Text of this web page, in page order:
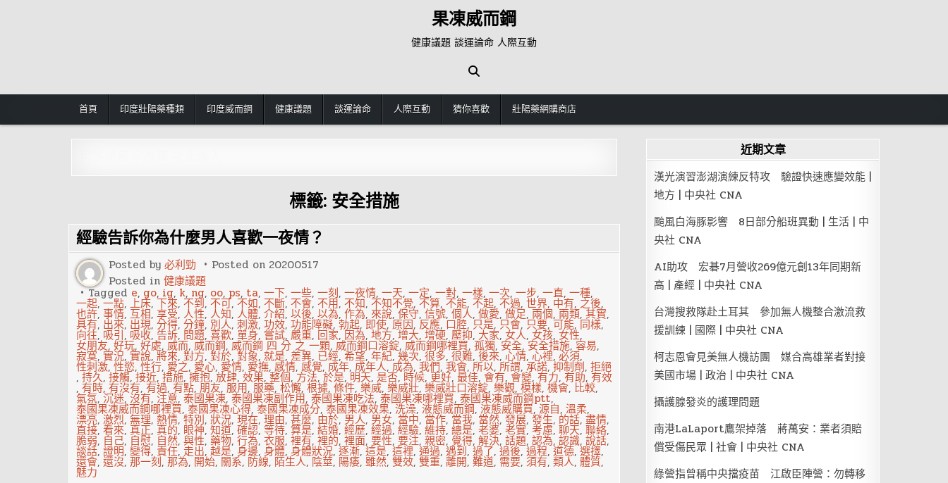
果凍威而鋼
健康議題 談運論命 人際互動
首頁 印度壯陽藥種類 印度威而鋼 健康議題 談運論命 人際互動 猜你喜歡 壯陽藥網購商店
標籤: 安全措施
經驗告訴你為什麼男人喜歡一夜情？
Posted by 必利勁 Posted on 20200517
Posted in 健康議題
Tagged e, go, ig, k, ng, oo, ps, ta, 一下, 一些, 一刻, 一夜情, 一天, 一定, 一對, 一樣, 一次, 一步, 一直, 一種,
一起,一點, 上床, 下來, 不到, 不可, 不如, 不斷, 不會, 不用, 不知,不知不覺, 不算, 不能, 不起, 不過, 世界, 中有, 之後,
也許, 事情, 互相, 享受, 人性, 人知, 人體, 介紹, 以後, 以為, 作為, 來說,保守,信號,個人,做愛,做足, 兩個,兩類,其實,
具有, 出來, 出現, 分得, 分鐘, 別人, 刺激, 功效, 功能障礙,勃起,即使,原因, 反應, 口腔, 只是,只會,只要,可能,同樣,
向往, 吸引, 吸收, 告訴, 問題, 喜歡, 單身, 嘗試, 嚴重, 回家,因為, 地方,增大,增硬, 壓抑, 大家, 女人, 女孩, 女性,
女朋友,好玩,好處,威而,威而鋼,威而鋼 四 分 之 一顆,威而鋼口溶錠,威而鋼哪裡買,孤獨,安全,安全措施, 容易,
寂寞,實況,實說,將來,對方,對於,對象,就是,差異, 已經,希望,年紀,幾次,很多,很難,後來,心情,心裡,必須,
性刺激,性慾,性行,愛之,愛心,愛情,愛撫,感情, 感覺, 成年, 成年人,成為,我們, 我會, 所以, 所謂,承諾, 抑制劑, 拒絕
,持久,接觸,接近,措施,擁抱,放肆,效果,整個,方法,於是,明天, 是否,時候,更好,最佳,會有,會變, 有力, 有助, 有效
, 有時, 有沒有,有過,有點, 朋友,服用,服藥, 松懈,根據,條件,樂威, 樂威壯,樂威壯口溶錠,樂觀,模樣,機會,比較,
氣氛,沉迷,沒有,注意,泰國果凍,泰國果凍副作用,泰國果凍吃法,泰國果凍哪裡買,泰國果凍威而鋼ptt,
泰國果凍威而鋼哪裡買,泰國果凍心得,泰國果凍成分,泰國果凍效果,洗澡,液態威而鋼,液態威購買,源自, 溫柔,
漂亮,激烈,無理,熱情,特別,狀況,現在,理由, 甚麼,由於, 男人,男女,當中,當作,當我,當然,發展,發生,的話, 盡情,
直接, 看來, 真正, 真的, 眼神, 知道, 確認, 等待, 算是, 結婚, 經歷, 經過, 經驗, 維持, 總是, 老婆, 老實, 考慮, 聊天, 聯絡,
脆弱, 自己, 自慰, 自然, 與性, 藥物, 行為, 衣服, 裡有, 裡的, 裡面, 要性, 要注, 親密, 覺得, 解決, 話題, 認為, 認識, 說話,
談話, 證明, 變得, 責任, 走出, 越是, 身邊, 身體, 身體狀況,逐漸,這是, 這裡, 通過,遇到,過了,過後,過程,道德,選擇,
還會, 還沒, 那一刻,那為,開始, 關系,防線,陌生人,陰莖, 陽痿, 雖然, 雙效, 雙重, 離開, 難道, 需要, 須有, 類人, 體質,
魅力
近期文章
漢光演習澎湖演練反特攻 驗證快速應變效能 |
地方 | 中央社 CNA
颱風白海豚影響 8日部分船班異動 | 生活 | 中
央社 CNA
AI助攻 宏碁7月營收269億元創13年同期新
高 | 產經 | 中央社 CNA
台灣搜救隊赴土耳其 參加無人機整合激流救
援訓練 | 國際 | 中央社 CNA
柯志恩會見美無人機訪團 媒合高雄業者對接
美國市場 | 政治 | 中央社 CNA
攝護腺發炎的護理問題
南港LaLaport鷹架掉落 蔣萬安：業者須賠
償受傷民眾 | 社會 | 中央社 CNA
綠營指曾稱中央擋疫苗 江啟臣陣營：勿轉移